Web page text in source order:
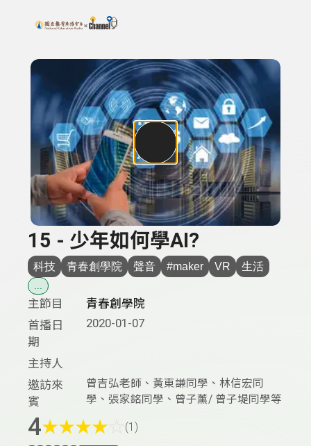
上方功能區塊
搜尋關鍵字：可輸入節目名稱、主持人或關鍵字
15 - 少年如何學AI?
科技 青春創學院 聲音 #maker VR 生活
...
主節目
青春創學院
首播日
期
2020-01-07
主持人
邀訪來
賓
曾吉弘老師、黃東謙同學、林信宏同
學、張家銘同學、曾子薰/ 曾子堤同學等
4★★★★ (1)